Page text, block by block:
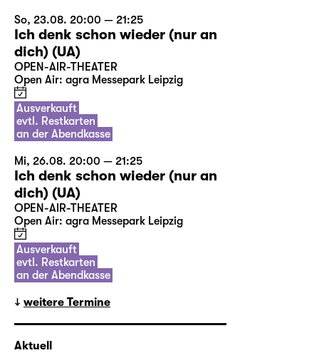
So, 23.08. 20:00 — 21:25
Ich denk schon wieder (nur an
dich) (UA)
OPEN-AIR-THEATER
Open Air: agra Messepark Leipzig
Ausverkauft
evtl. Restkarten
an der Abendkasse
Mi, 26.08. 20:00 — 21:25
Ich denk schon wieder (nur an
dich) (UA)
OPEN-AIR-THEATER
Open Air: agra Messepark Leipzig
Ausverkauft
evtl. Restkarten
an der Abendkasse
weitere Termine
Aktuell